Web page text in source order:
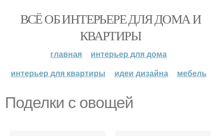
ВСЁ ОБ ИНТЕРЬЕРЕ ДЛЯ ДОМА И
КВАРТИРЫ
главная
интерьер для дома
интерьер для квартиры
идеи дизайна мебель
Поделки с овощей